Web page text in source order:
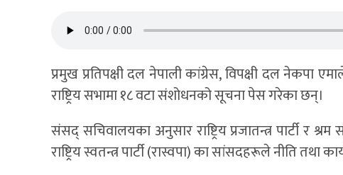
प्रमुख प्रतिपक्षी दल नेपाली कांग्रेस, विपक्षी दल नेकपा
राष्ट्रिय सभामा १८ वटा संशोधनको सूचना पेस गरेका छन्।
संसद् सचिवालयका अनुसार राष्ट्रिय प्रजातन्त्र पार्टी
राष्ट्रिय स्वतन्त्र पार्टी (रास्वपा) का सांसदहरूले नीति तथा